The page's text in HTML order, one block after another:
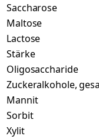
Saccharose
Maltose
Lactose
Stärke
Oligosaccharide
Zuckeralkohole,
Mannit
Sorbit
Xylit